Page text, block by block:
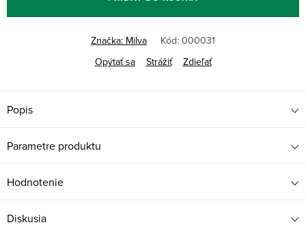
Značka: Milva Kód: 000031
Opýtať sa
Strážiť Zdieľať
Popis
Parametre produktu
Hodnotenie
Diskusia